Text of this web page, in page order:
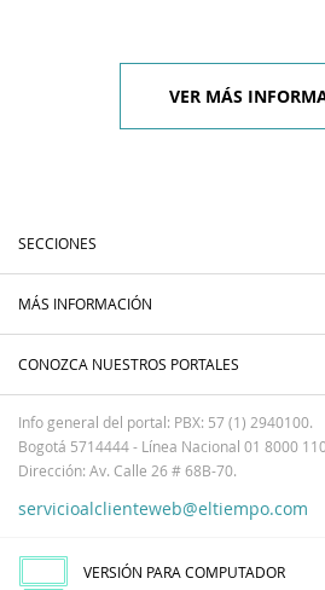
VER MÁS
SECCIONES
MÁS INFORMACIÓN
CONOZCA NUESTROS PORTALES
Info general del portal: PBX: 57 (1) 2940100.
Bogotá 5714444 - Línea Nacional 01 8000
Dirección: Av. Calle 26 # 68B-70.
servicioalclienteweb@eltiempo.com
VERSIÓN PARA COMPUTADOR